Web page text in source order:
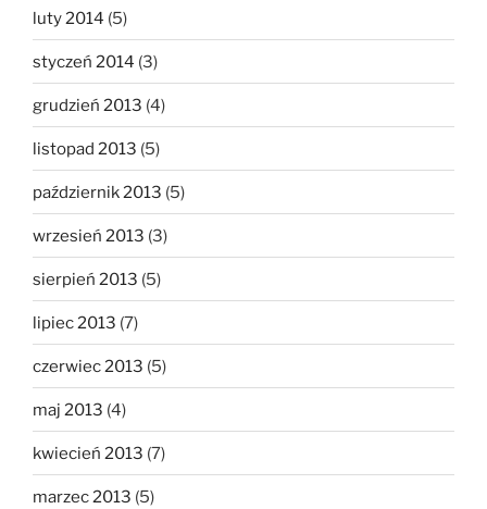
luty 2014 (5)
styczeń 2014 (3)
grudzień 2013 (4)
listopad 2013 (5)
październik 2013 (5)
wrzesień 2013 (3)
sierpień 2013 (5)
lipiec 2013 (7)
czerwiec 2013 (5)
maj 2013 (4)
kwiecień 2013 (7)
marzec 2013 (5)